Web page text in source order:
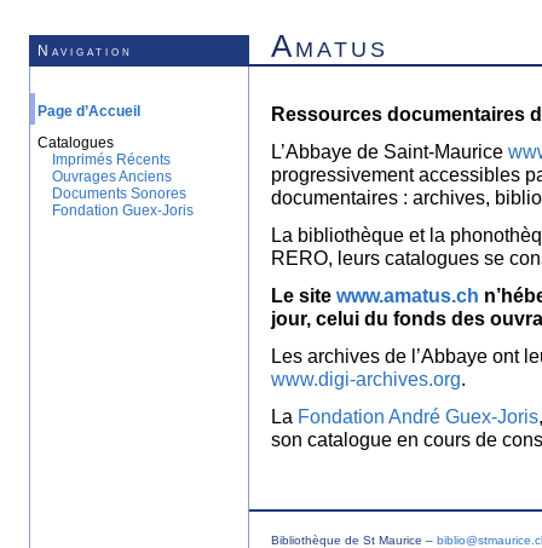
Navigation Amatus
Page d’Accueil
Catalogues
Imprimés Récents
Ouvrages Anciens
Documents Sonores
Fondation Guex-Joris
Ressources documentaires
L’Abbaye de Saint-Maurice
progressivement accessibles
documentaires : archives,
La bibliothèque et la
RERO, leurs catalogues se
Le site www.amatus.ch
jour, celui du fonds des
Les archives de l’Abbaye ont
www.digi-archives.org.
La Fondation André Guex-Joris
son catalogue en cours de
Bibliothèque de St Maurice –